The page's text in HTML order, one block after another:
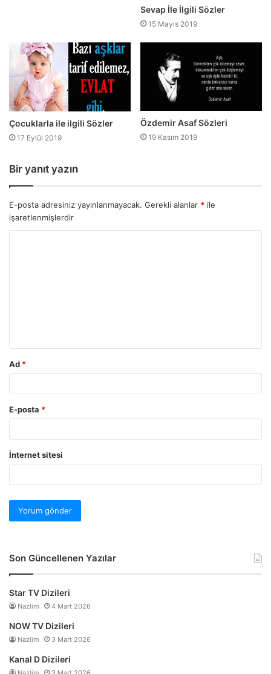
Sevap İle İlgili Sözler
15 Mayıs 2019
Çocuklarla ile ilgili Sözler
17 Eylül 2019
Özdemir Asaf Sözleri
19 Kasım 2019
Bir yanıt yazın
E-posta adresiniz yayınlanmayacak. Gerekli alanlar * ile
işaretlenmişlerdir
Ad *
E-posta *
İnternet sitesi
Son Güncellenen Yazılar
Star TV Dizileri
Nazlim 4 Mart 2026
NOW TV Dizileri
Nazlim 3 Mart 2026
Kanal D Dizileri